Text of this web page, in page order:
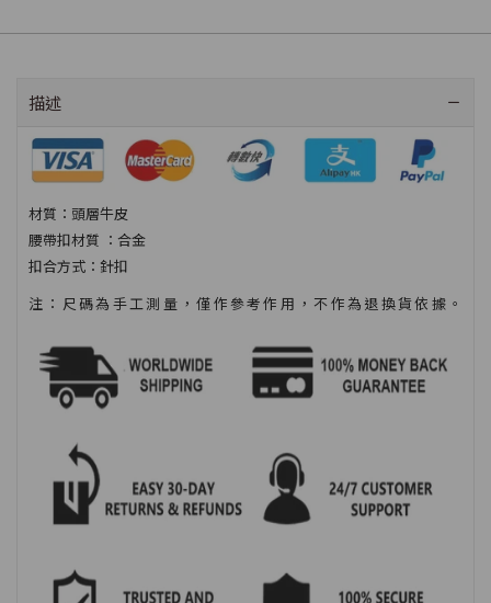
描述
材質：頭層牛皮
腰帶扣材質 ：合金
扣合方式：針扣
注：尺碼為手工測量，僅作參考作用，不作為退換貨依據。